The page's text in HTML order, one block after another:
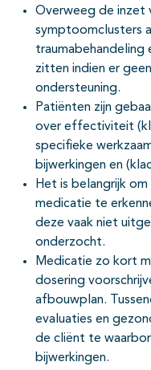
Overweeg de inzet
symptoomclusters
traumabehandeling
zitten indien er
ondersteuning.
Patiënten zijn
over effectiviteit
specifieke
bijwerkingen en
Het is belangrijk
medicatie te
deze vaak niet
onderzocht.
Medicatie zo kort
dosering
afbouwplan.
evaluaties en
de cliënt te
bijwerkingen.